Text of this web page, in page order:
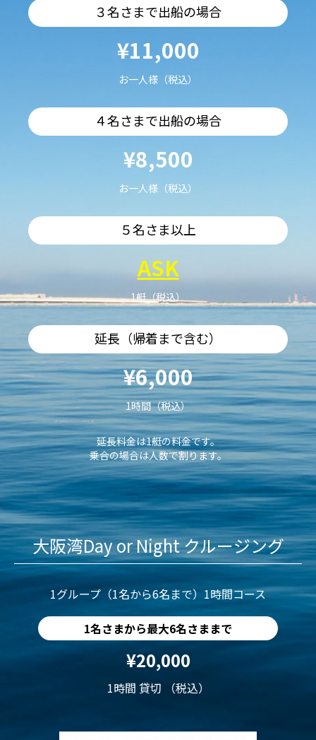
３名さまで出船の場合
¥11,000
お一人様（税込）
４名さまで出船の場合
¥8,500
お一人様（税込）
５名さま以上
ASK
1艇（税込）
延長（帰着まで含む）
¥6,000
1時間（税込）
延長料金は1艇の料金です。
乗合の場合は人数で割ります。
大阪湾Day or Night クルージング
1グループ（1名から6名まで）1時間コース
1名さまから最大6名さままで
¥20,000
1時間 貸切 （税込）